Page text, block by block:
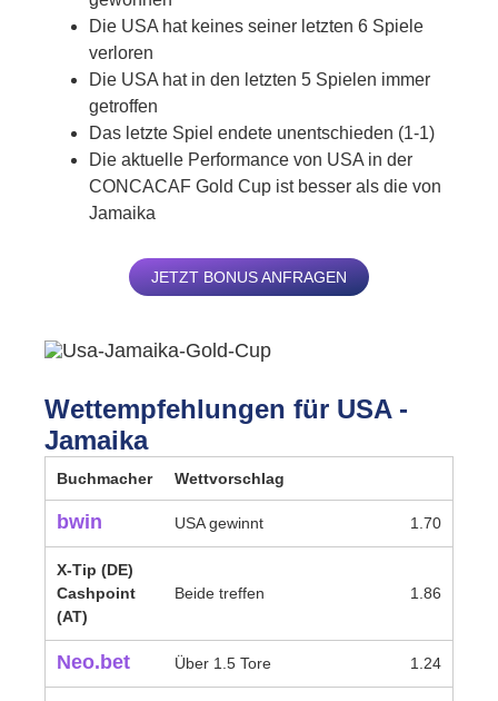
Die USA hat keines seiner letzten 6 Spiele
verloren
Die USA hat in den letzten 5 Spielen immer
getroffen
Das letzte Spiel endete unentschieden (1-1)
Die aktuelle Performance von USA in der
CONCACAF Gold Cup ist besser als die von
Jamaika
JETZT BONUS ANFRAGEN
Wettempfehlungen für USA -
Jamaika
Buchmacher Wettvorschlag
bwin USA gewinnt 1.70
X-Tip (DE)
Cashpoint
(AT)
Beide treffen 1.86
Neo.bet Über 1.5 Tore 1.24